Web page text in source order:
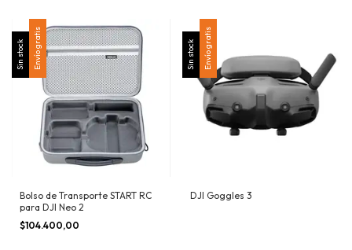
Sin stock Envío gratis
Bolso de Transporte START RC
para DJI Neo 2
$104.400,00
Sin stock Envío gratis
DJI Goggles 3